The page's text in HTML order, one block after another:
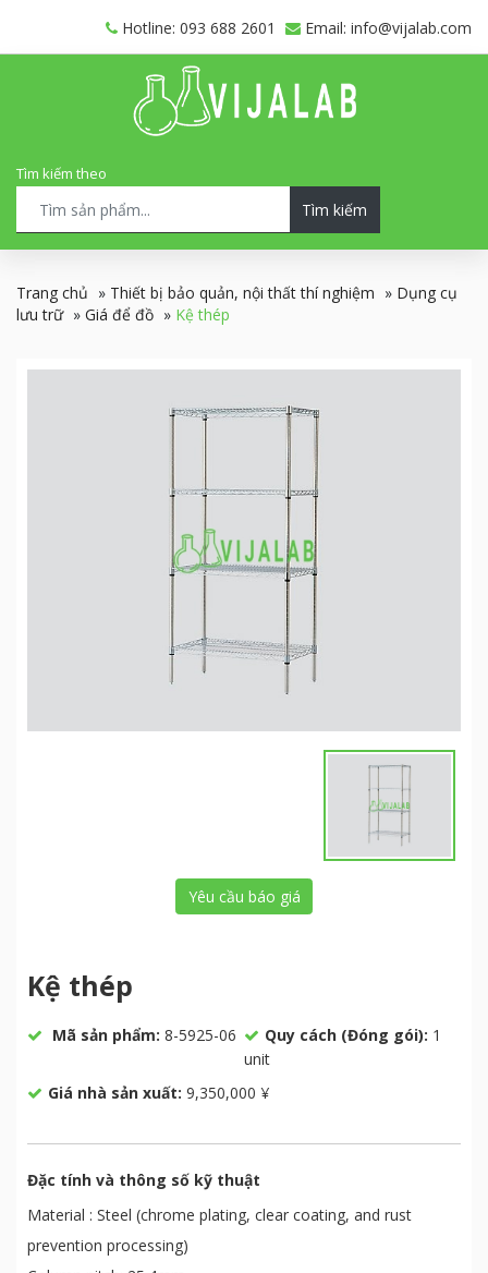
Hotline: 093 688 2601 Email: info@vijalab.com
Tìm kiếm theo
Tìm kiếm
Trang chủ » Thiết bị bảo quản, nội thất thí nghiệm » Dụng cụ
lưu trữ » Giá để đồ » Kệ thép
Yêu cầu báo giá
Kệ thép
Mã sản phẩm: 8-5925-06 Quy cách (Đóng gói): 1
unit
Giá nhà sản xuất: 9,350,000 ¥
Đặc tính và thông số kỹ thuật
Material : Steel (chrome plating, clear coating, and rust
prevention processing)